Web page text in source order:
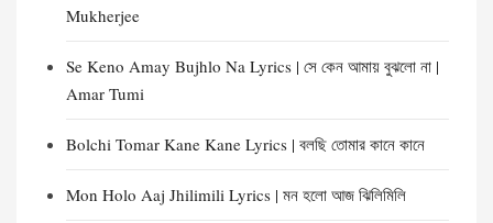
Mukherjee
Se Keno Amay Bujhlo Na Lyrics | সে কেন আমায় বুঝলো না |
Amar Tumi
Bolchi Tomar Kane Kane Lyrics | বলছি তোমার কানে কানে
Mon Holo Aaj Jhilimili Lyrics | মন হলো আজ ঝিলিমিলি